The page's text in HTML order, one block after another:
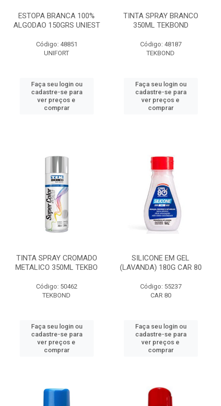
ESTOPA BRANCA 100%
ALGODAO 150GRS UNIEST
Código: 48851
UNIFORT
Faça seu login ou
cadastre-se para
ver preços e
comprar
TINTA SPRAY BRANCO
350ML TEKBOND
Código: 48187
TEKBOND
Faça seu login ou
cadastre-se para
ver preços e
comprar
TINTA SPRAY CROMADO
METALICO 350ML TEKBO
Código: 50462
TEKBOND
Faça seu login ou
cadastre-se para
ver preços e
comprar
SILICONE EM GEL
(LAVANDA) 180G CAR 80
Código: 55237
CAR 80
Faça seu login ou
cadastre-se para
ver preços e
comprar